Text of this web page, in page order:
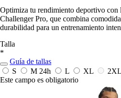
Optimiza tu rendimiento deportivo con
Challenger Pro, que combina
durabilidad para un entrenamiento
Talla
*
Guía de tallas
S
M 24h L XL
2XL
Este campo es obligatorio